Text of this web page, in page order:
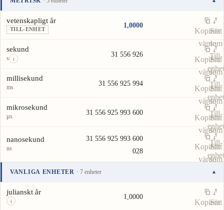
Enhet Värde Åtgärder
vetenskapligt år
TILL-ENHET
1,0000
Kopiera
värde
Sätt
som
Till-
enhet
sekund
s i
31 556 926
Kopiera
värde
Sätt
som
Till-
enhet
millisekund
ms 31 556 925 994
Kopiera
värde
Sätt
som
Till-
enhet
mikrosekund
µs 31 556 925 993 600
Kopiera
värde
Sätt
som
Till-
enhet
nanosekund
ns
31 556 925 993 600
028
Kopiera
värde
Sätt
som
Till-
VANLIGA ENHETER · 7 enheter ▾
Enhet Värde
julianskt år
i
1,0000
Kopiera
Sätt